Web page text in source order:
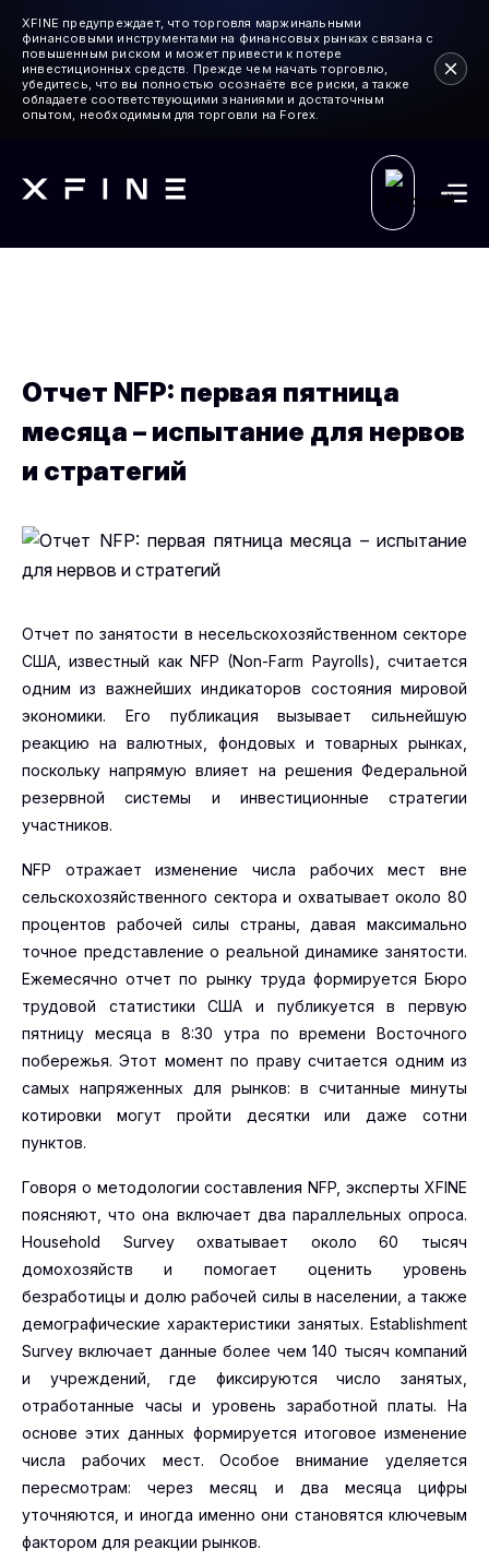
XFINE предупреждает, что торговля маржинальными
финансовыми инструментами на финансовых рынках связана с
повышенным риском и может привести к потере
инвестиционных средств. Прежде чем начать торговлю,
убедитесь, что вы полностью осознаёте все риски, а также
обладаете соответствующими знаниями и достаточным
опытом, необходимым для торговли на Forex.
Отчет NFP: первая пятница
месяца – испытание для нервов
и стратегий
Отчет по занятости в несельскохозяйственном секторе
США, известный как NFP (Non-Farm Payrolls), считается
одним из важнейших индикаторов состояния мировой
экономики. Его публикация вызывает сильнейшую
реакцию на валютных, фондовых и товарных рынках,
поскольку напрямую влияет на решения Федеральной
резервной системы и инвестиционные стратегии
участников.
NFP отражает изменение числа рабочих мест вне
сельскохозяйственного сектора и охватывает около 80
процентов рабочей силы страны, давая максимально
точное представление о реальной динамике занятости.
Ежемесячно отчет по рынку труда формируется Бюро
трудовой статистики США и публикуется в первую
пятницу месяца в 8:30 утра по времени Восточного
побережья. Этот момент по праву считается одним из
самых напряженных для рынков: в считанные минуты
котировки могут пройти десятки или даже сотни
пунктов.
Говоря о методологии составления NFP, эксперты XFINE
поясняют, что она включает два параллельных опроса.
Household Survey охватывает около 60 тысяч
домохозяйств и помогает оценить уровень
безработицы и долю рабочей силы в населении, а также
демографические характеристики занятых. Establishment
Survey включает данные более чем 140 тысяч компаний
и учреждений, где фиксируются число занятых,
отработанные часы и уровень заработной платы. На
основе этих данных формируется итоговое изменение
числа рабочих мест. Особое внимание уделяется
пересмотрам: через месяц и два месяца цифры
уточняются, и иногда именно они становятся ключевым
фактором для реакции рынков.